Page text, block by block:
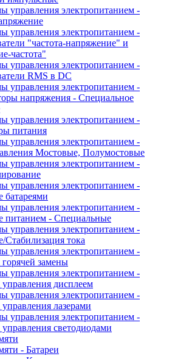
управления электропитанием -
управления электропитанием -
"частота-напряжение" и
частота"
управления электропитанием -
RMS в DC
управления электропитанием -
напряжения - Специальное
управления электропитанием -
питания
управления электропитанием -
Мостовые, Полумостовые
управления электропитанием -
управления электропитанием -
батареями
управления электропитанием -
питанием - Специальные
управления электропитанием -
Стабилизация тока
управления электропитанием -
горячей замены
управления электропитанием -
управления дисплеем
управления электропитанием -
управления лазерами
управления электропитанием -
управления светодиодами
- Батареи